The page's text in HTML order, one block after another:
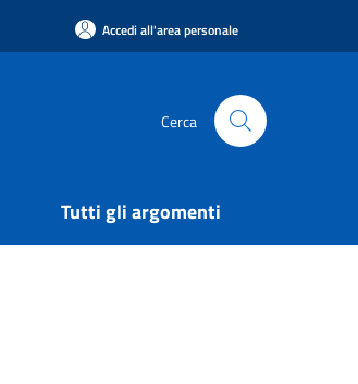
Accedi all'area personale
Cerca
Tutti gli argomenti